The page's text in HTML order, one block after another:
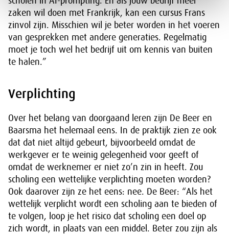
zaken wil doen met Frankrijk, kan een cursus Frans
zinvol zijn. Misschien wil je beter worden in het voeren
van gesprekken met andere generaties. Regelmatig
moet je toch wel het bedrijf uit om kennis van buiten
te halen.”
Verplichting
Over het belang van doorgaand leren zijn De Beer en
Baarsma het helemaal eens. In de praktijk zien ze ook
dat dat niet altijd gebeurt, bijvoorbeeld omdat de
werkgever er te weinig gelegenheid voor geeft of
omdat de werknemer er niet zo’n zin in heeft. Zou
scholing een wettelijke verplichting moeten worden?
Ook daarover zijn ze het eens: nee. De Beer: “Als het
wettelijk verplicht wordt een scholing aan te bieden of
te volgen, loop je het risico dat scholing een doel op
zich wordt, in plaats van een middel. Beter zou zijn als